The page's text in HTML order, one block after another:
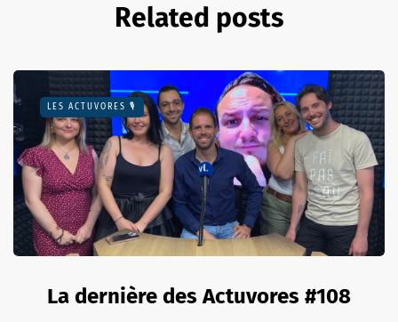
Related posts
LES ACTUVORES 🎙
La dernière des Actuvores #108